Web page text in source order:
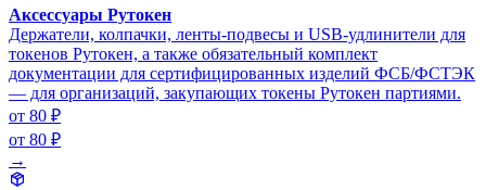
Аксессуары Рутокен
Держатели, колпачки, ленты-подвесы и USB-удлинители для
токенов Рутокен, а также обязательный комплект
документации для сертифицированных изделий ФСБ/ФСТЭК
— для организаций, закупающих токены Рутокен партиями.
от 80 ₽
от 80 ₽
→